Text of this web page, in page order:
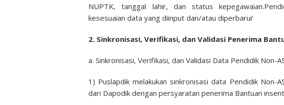
NUPTK, tanggal lahir, dan status
kesesuaian data yang diinput dan/atau diperbarui’
2. Sinkronisasi, Verifikasi, dan Validasi Penerima
a. Sinkronisasi, Verifikasi, dan Validasi Data Pendidik Non-
1) Puslapdik melakukan sinkronisasi data Pendidik Non-
dari Dapodik dengan persyaratan penerima Bantuan